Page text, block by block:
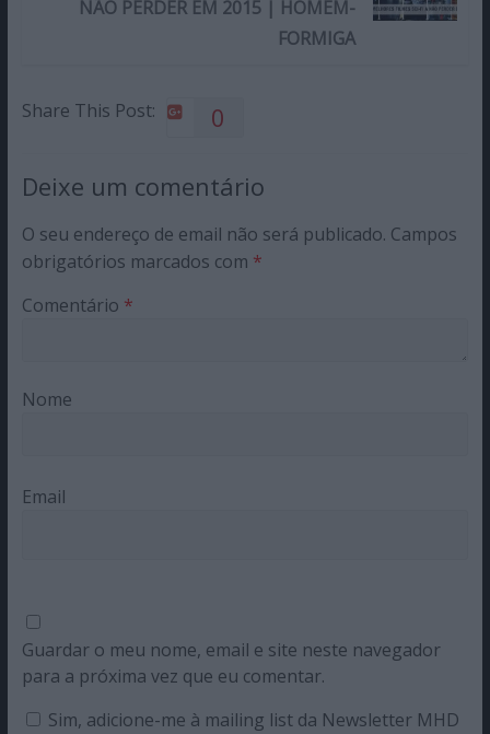
NÃO PERDER EM 2015 | HOMEM-
FORMIGA
Share This Post: 0
Deixe um comentário
O seu endereço de email não será publicado. Campos
obrigatórios marcados com *
Comentário *
Nome
Email
Guardar o meu nome, email e site neste navegador
para a próxima vez que eu comentar.
Sim, adicione-me à mailing list da Newsletter MHD